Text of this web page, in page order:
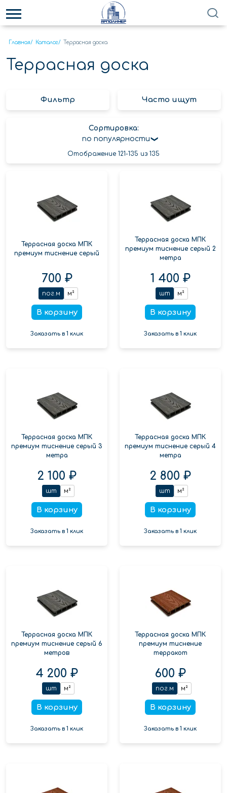
Главная/ Каталог/ Террасная доска
Террасная доска
Фильтр Часто ищут
Сортировка:
по популярности
Отображение 121-135 из 135
Террасная доска МПК
премиум тиснение серый
700 ₽
пог.м м²
В корзину
Заказать в 1 клик
Террасная доска МПК
премиум тиснение серый 2
метра
1 400 ₽
шт м²
В корзину
Заказать в 1 клик
Террасная доска МПК
премиум тиснение серый 3
метра
2 100 ₽
шт м²
В корзину
Заказать в 1 клик
Террасная доска МПК
премиум тиснение серый 4
метра
2 800 ₽
шт м²
В корзину
Заказать в 1 клик
Террасная доска МПК
премиум тиснение серый 6
метров
4 200 ₽
шт м²
В корзину
Заказать в 1 клик
Террасная доска МПК
премиум тиснение
терракот
600 ₽
пог.м м²
В корзину
Заказать в 1 клик